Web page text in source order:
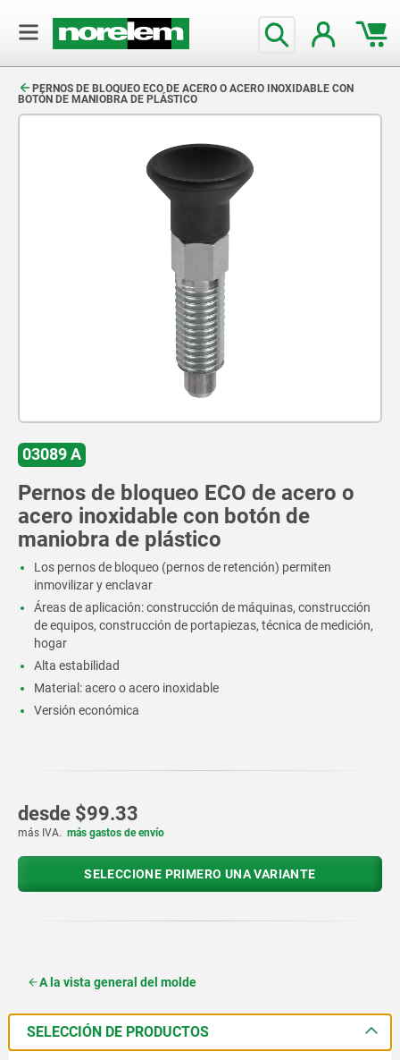
PERNOS DE BLOQUEO ECO DE ACERO O ACERO INOXIDABLE CON
BOTÓN DE MANIOBRA DE PLÁSTICO
03089 A
Pernos de bloqueo ECO de acero o
acero inoxidable con botón de
maniobra de plástico
Los pernos de bloqueo (pernos de retención) permiten
inmovilizar y enclavar
Áreas de aplicación: construcción de máquinas, construcción
de equipos, construcción de portapiezas, técnica de medición,
hogar
Alta estabilidad
Material: acero o acero inoxidable
Versión económica
desde $99.33
más IVA. más gastos de envío
SELECCIONE PRIMERO UNA VARIANTE
A la vista general del molde
SELECCIÓN DE PRODUCTOS